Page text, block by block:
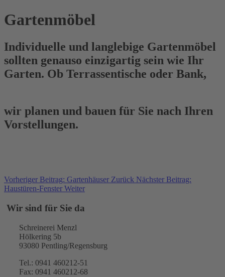
Gartenmöbel
Individuelle und langlebige Gartenmöbel
sollten genauso einzigartig sein wie Ihr
Garten. Ob Terrassentische oder Bank,
wir planen und bauen für Sie nach Ihren
Vorstellungen.
Vorheriger Beitrag: Gartenhäuser Zurück Nächster Beitrag:
Haustüren-Fenster Weiter
Wir sind für Sie da
Schreinerei Menzl
Hölkering 5b
93080 Pentling/Regensburg
Tel.: 0941 460212-51
Fax: 0941 460212-68